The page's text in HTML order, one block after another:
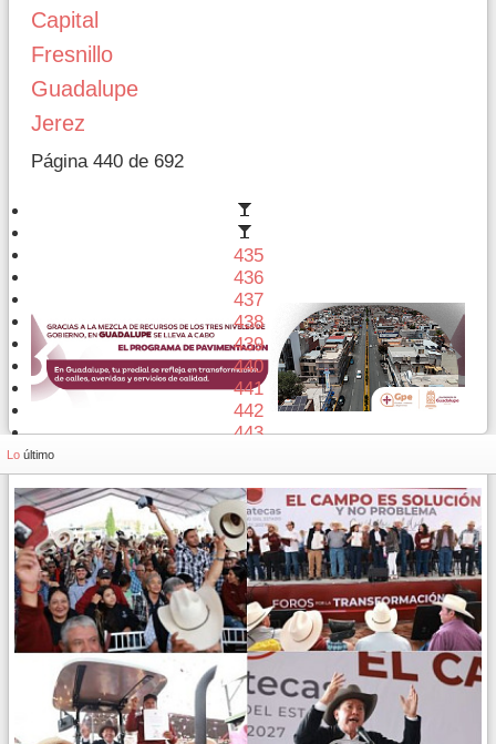
Capital
Fresnillo
Guadalupe
Jerez
Página 440 de 692
435
436
437
438
439
440
441
442
443
Lo último